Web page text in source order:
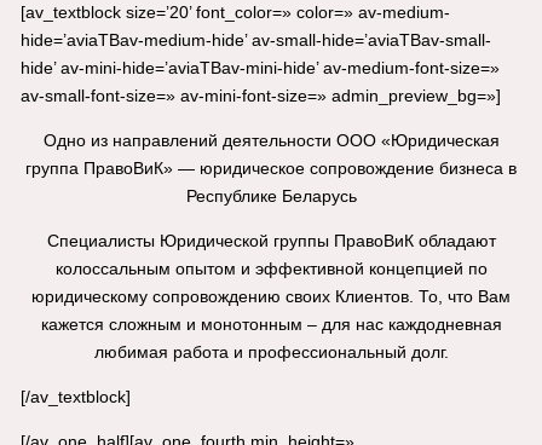
[av_textblock size=’20’ font_color=» color=» av-medium-
hide=’aviaTBav-medium-hide’ av-small-hide=’aviaTBav-small-
hide’ av-mini-hide=’aviaTBav-mini-hide’ av-medium-font-size=»
av-small-font-size=» av-mini-font-size=» admin_preview_bg=»]
Одно из направлений деятельности ООО «Юридическая
группа ПравоВиК» — юридическое сопровождение бизнеса в
Республике Беларусь
Специалисты Юридической группы ПравоВиК обладают
колоссальным опытом и эффективной концепцией по
юридическому сопровождению своих Клиентов. То, что Вам
кажется сложным и монотонным – для нас каждодневная
любимая работа и профессиональный долг.
[/av_textblock]
[/av_one_half][av_one_fourth min_height=»